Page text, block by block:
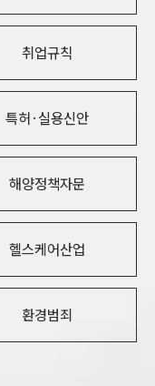
취업규칙
특허·실용신안
해양정책자문
헬스케어산업
환경범죄